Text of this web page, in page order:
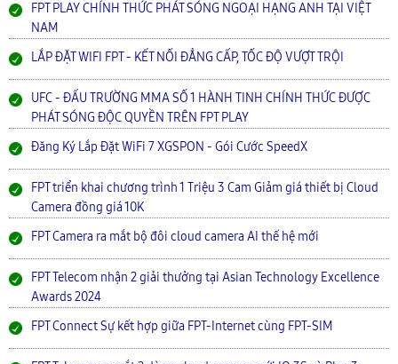
FPT PLAY CHÍNH THỨC PHÁT SÓNG NGOẠI HẠNG ANH TẠI VIỆT
NAM
LẮP ĐẶT WIFI FPT - KẾT NỐI ĐẲNG CẤP, TỐC ĐỘ VƯỢT TRỘI
UFC - ĐẤU TRƯỜNG MMA SỐ 1 HÀNH TINH CHÍNH THỨC ĐƯỢC
PHÁT SÓNG ĐỘC QUYỀN TRÊN FPT PLAY
Đăng Ký Lắp Đặt WiFi 7 XGSPON - Gói Cước SpeedX
FPT triển khai chương trình 1 Triệu 3 Cam Giảm giá thiết bị Cloud
Camera đồng giá 10K
FPT Camera ra mắt bộ đôi cloud camera AI thế hệ mới
FPT Telecom nhận 2 giải thưởng tại Asian Technology Excellence
Awards 2024
FPT Connect Sự kết hợp giữa FPT-Internet cùng FPT-SIM